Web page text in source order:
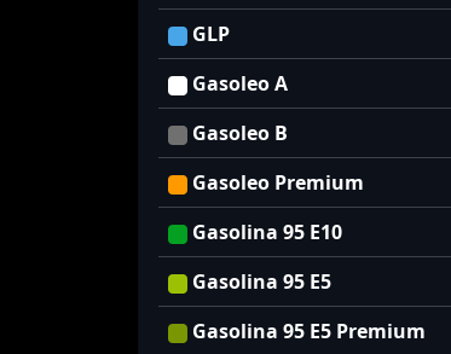
GLP
Gasoleo A
Gasoleo B
Gasoleo Premium
Gasolina 95 E10
Gasolina 95 E5
Gasolina 95 E5 Premium